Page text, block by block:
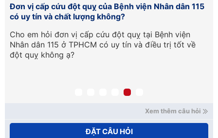
Đơn vị cấp cứu đột quỵ của Bệnh viện Nhân dân 115
có uy tín và chất lượng không?
Cho em hỏi đơn vị cấp cứu đột quỵ tại Bệnh viện
Nhân dân 115 ở TPHCM có uy tín và điều trị tốt về
đột quỵ không ạ?
Xem thêm câu hỏi
ĐẶT CÂU HỎI